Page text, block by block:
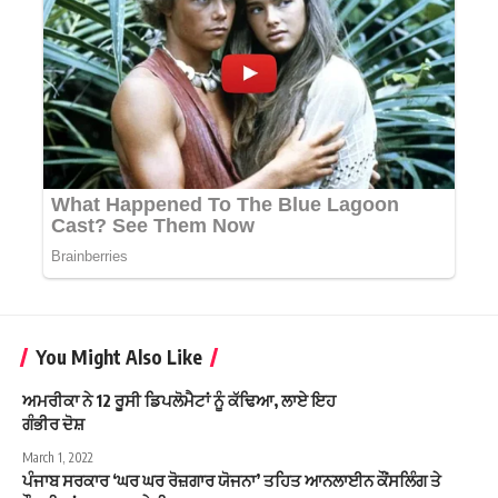
You Might Also Like
ਅਮਰੀਕਾ ਨੇ 12 ਰੂਸੀ ਡਿਪਲੋਮੈਟਾਂ ਨੂੰ ਕੱਢਿਆ, ਲਾਏ ਇਹ
ਗੰਭੀਰ ਦੋਸ਼
March 1, 2022
ਪੰਜਾਬ ਸਰਕਾਰ ‘ਘਰ ਘਰ ਰੋਜ਼ਗਾਰ ਯੋਜਨਾ’ ਤਹਿਤ ਆਨਲਾਈਨ ਕੌਂਸਲਿੰਗ ਤੇ